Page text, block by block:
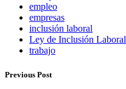
empleo
empresas
inclusión laboral
Ley de Inclusión Laboral
trabajo
Previous Post